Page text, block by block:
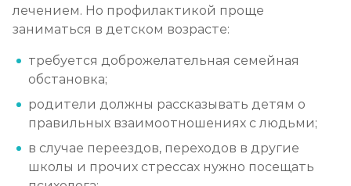
лечением. Но профилактикой проще
заниматься в детском возрасте:
требуется доброжелательная семейная
обстановка;
родители должны рассказывать детям о
правильных взаимоотношениях с людьми;
в случае переездов, переходов в другие
школы и прочих стрессах нужно посещать